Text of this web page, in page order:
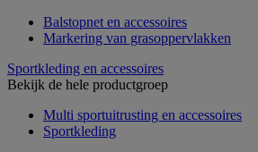
Balstopnet en accessoires
Markering van grasoppervlakken
Sportkleding en accessoires
Bekijk de hele productgroep
Multi sportuitrusting en accessoires
Sportkleding